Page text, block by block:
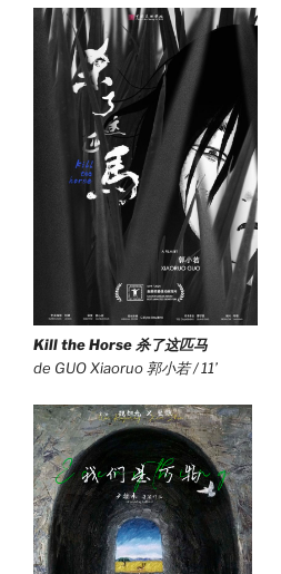
Kill the Horse 杀了这匹马
de GUO Xiaoruo 郭小若 / 11’